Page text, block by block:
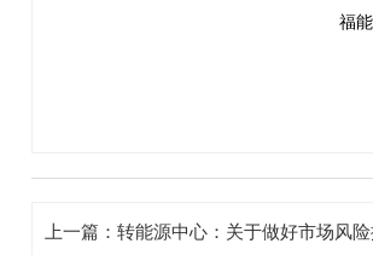
福
上一篇：转能源中心：关于做好市场风